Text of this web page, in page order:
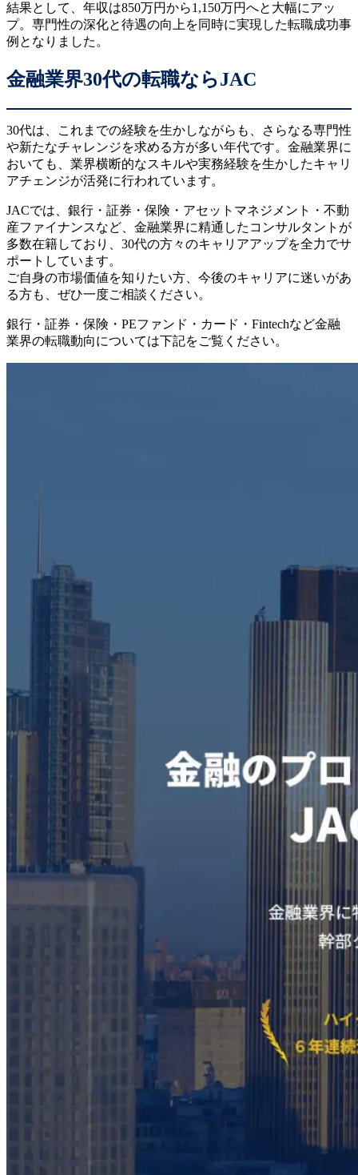
結果として、年収は850万円から1,150万円へと大幅にアッ
プ。専門性の深化と待遇の向上を同時に実現した転職成功事
例となりました。
金融業界30代の転職ならJAC
30代は、これまでの経験を生かしながらも、さらなる専門性
や新たなチャレンジを求める方が多い年代です。金融業界に
おいても、業界横断的なスキルや実務経験を生かしたキャリ
アチェンジが活発に行われています。
JACでは、銀行・証券・保険・アセットマネジメント・不動
産ファイナンスなど、金融業界に精通したコンサルタントが
多数在籍しており、30代の方々のキャリアアップを全力でサ
ポートしています。
ご自身の市場価値を知りたい方、今後のキャリアに迷いがあ
る方も、ぜひ一度ご相談ください。
銀行・証券・保険・PEファンド・カード・Fintechなど金融
業界の転職動向については下記をご覧ください。